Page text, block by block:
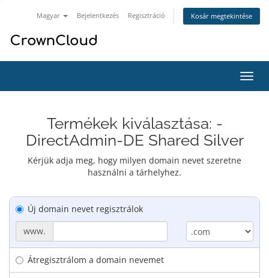
Magyar Bejelentkezés Regisztráció Kosár megtekintése
a
Termékek kiválasztása: -
DirectAdmin-DE Shared Silver
Kérjük adja meg, hogy milyen domain nevet szeretne
használni a tárhelyhez.
Új domain nevet regisztrálok
www.
Átregisztrálom a domain nevemet